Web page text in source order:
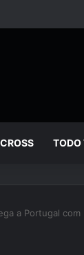
TODO
a Portugal